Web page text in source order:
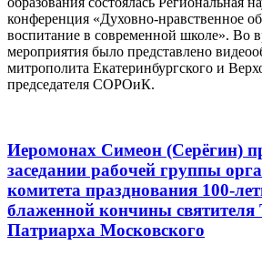
конференция «Духовно-нравственное
воспитание в современной школе». Во
мероприятия было представлено
митрополита Екатеринбургского и
председателя СОРОиК.
Иеромонах Симеон (Серёгин)
заседании рабочей группы
комитета празднования 100-
блаженной кончины святителя
Патриарха Московского